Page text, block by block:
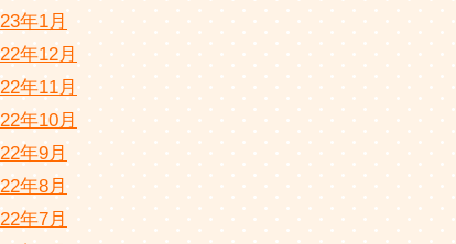
年1月
年12月
年11月
年10月
年9月
年8月
年7月